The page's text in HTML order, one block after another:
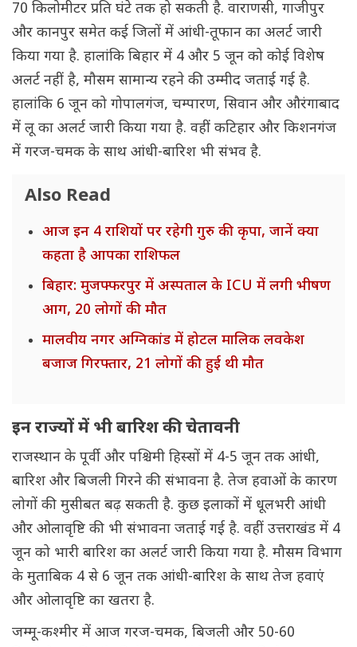
70 किलोमीटर प्रति घंटे तक हो सकती है. वाराणसी, गाजीपुर
और कानपुर समेत कई जिलों में आंधी-तूफान का अलर्ट जारी
किया गया है. हालांकि बिहार में 4 और 5 जून को कोई विशेष
अलर्ट नहीं है, मौसम सामान्य रहने की उम्मीद जताई गई है.
हालांकि 6 जून को गोपालगंज, चम्पारण, सिवान और औरंगाबाद
में लू का अलर्ट जारी किया गया है. वहीं कटिहार और किशनगंज
में गरज-चमक के साथ आंधी-बारिश भी संभव है.
Also Read
आज इन 4 राशियों पर रहेगी गुरु की कृपा, जानें क्या
कहता है आपका राशिफल
बिहार: मुजफ्फरपुर में अस्पताल के ICU में लगी भीषण
आग, 20 लोगों की मौत
मालवीय नगर अग्निकांड में होटल मालिक लवकेश
बजाज गिरफ्तार, 21 लोगों की हुई थी मौत
इन राज्यों में भी बारिश की चेतावनी
राजस्थान के पूर्वी और पश्चिमी हिस्सों में 4-5 जून तक आंधी,
बारिश और बिजली गिरने की संभावना है. तेज हवाओं के कारण
लोगों की मुसीबत बढ़ सकती है. कुछ इलाकों में धूलभरी आंधी
और ओलावृष्टि की भी संभावना जताई गई है. वहीं उत्तराखंड में 4
जून को भारी बारिश का अलर्ट जारी किया गया है. मौसम विभाग
के मुताबिक 4 से 6 जून तक आंधी-बारिश के साथ तेज हवाएं
और ओलावृष्टि का खतरा है.
जम्मू-कश्मीर में आज गरज-चमक, बिजली और 50-60